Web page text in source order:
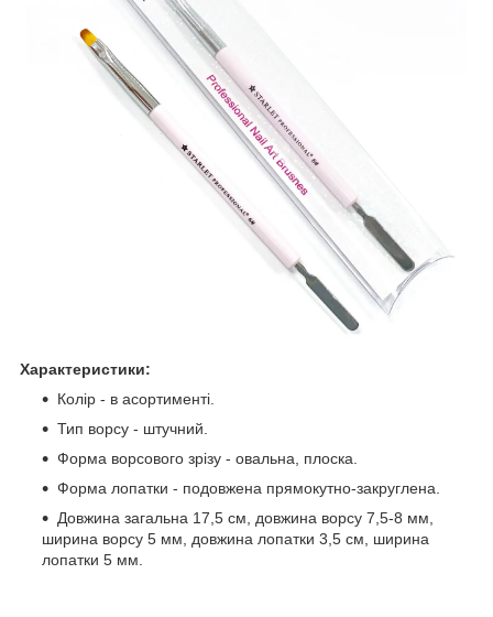
Характеристики:
Колір - в асортименті.
Тип ворсу - штучний.
Форма ворсового зрізу - овальна, плоска.
Форма лопатки - подовжена прямокутно-закруглена.
Довжина загальна 17,5 см, довжина ворсу 7,5-8 мм,
ширина ворсу 5 мм, довжина лопатки 3,5 см, ширина
лопатки 5 мм.